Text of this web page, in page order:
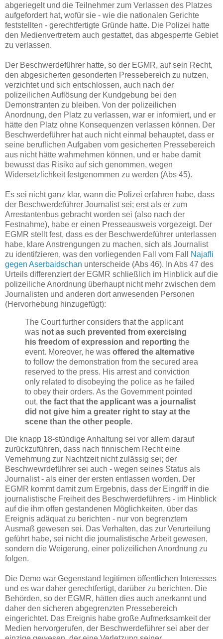
abgeriegelt und die Teilnehmer zum Verlassen des Platzes
aufgefordert hat, wofür sie - wie die nationalen Gerichte
feststellten - gerechtfertigte Gründe hatte. Die Polizei hatte
den Medienvertretern auch gestattet, das abgesperrte Gebiet
zu verlassen.
Der Beschwerdeführer hatte, so der EGMR, auf sein Recht,
den abgesicherten gesonderten Pressebereich zu nutzen,
verzichtet und sich entschlossen, auch nach der
polizeilichen Auflösung der Kundgebung bei den
Demonstranten zu bleiben. Von der polizeilichen
Anordnung, den Platz zu verlassen, war er informiert, und er
hätte den Platz ohne Konsequenzen verlassen können. Der
Beschwerdeführer hat auch nicht einmal behauptet, dass er
seine beruflichen Aufgaben vom gesicherten Pressebereich
aus nicht hätte wahrnehmen können, und er habe damit
bewusst das Risiko auf sich genommen, wegen
Widersetzlichkeit festgenommen zu werden (Abs 45).
Es sei nicht ganz klar, wann die Polizei erfahren habe, dass
der Beschwerdeführer Journalist sei; erst als er zum
Arrestantenbus gebracht worden sei (also nach der
Festnahme), habe er einen Presseausweis vorgezeigt. Der
EGMR stellt fest, dass es der Beschwerdeführer unterlassen
habe, klare Anstrengungen zu machen, sich als Journalist
zu identifzieren, was den vorliegenden Fall vom Fall
Najafli
gegen Aserbaidschan unterscheide (Abs 46). In Abs 47 des
Urteils differenziert der EGMR schließlich im Hinblick auf die
polizeiliche Anordnung überhaupt nicht mehr zwischen dem
Journalisten und anderen dort anwesenden Personen
(Hervorhebung hinzugefügt):
The Court further considers that the applicant
was not as such prevented from exercising
his freedom of expression and reporting the
event. Moreover, he was offered the alternative
to follow the demonstration from the secured area
reserved to the press. His arrest and conviction
only related to disobeying the police as he failed
to obey their orders. As the Government pointed
out, the fact that the applicant was a journalist
did not give him a greater right to stay at the
scene than the other people.
Die knapp 18-stündige Anhaltung sei vor allem darauf
zurückzuführen, dass nach finnischem Recht eine
Vernehmung zur Nachtzeit nicht zulässig sei; der
Beschwewrdeführer sei auch - wegen seines Status als
Journalist - als einer der ersten entlassen worden. Der
EGMR kommt damit zum Ergebnis, dass der Eingriff in die
journalistische Freiheit des Beschwerdeführers - im Hinblick
auf die ihm offen gestandenen Möglichkeiten, über das
Ereignis adäquat zu berichten - nur von begrenztem
Ausmaß gewesen sei. Das Verhalten, das zur Verurteilung
geführt habe, sei nicht die journalistische Arbeit gewesen,
sondern die Weigerung, einer polizeilichen Anordnung zu
folgen.
Die Demo war Gegenstand legitimen öffentlichen Interesses
und es war daher gerechtfertigt, darüber zu berichten. Die
Behörden, so der EGMR, hätten dies auch anerkannt und
daher den sicheren abgegrenzten Pressebereich
eingerichtet. Das Ereignis habe große Aufmerksamkeit der
Medien hervorgerufen, der Beschwerdeführer sei aber der